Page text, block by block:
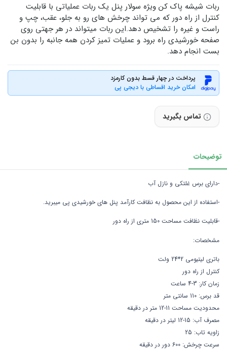
ربات شیشه پاک کن ویژه سولار پنل یک ربات عملیاتی با قابلیت
کنترل از راه دور که می تواند چرخش های رو به جلو، عقب، چپ و
راست و غیره را تشخیص دهد.این ربات میتواند در هر جهتی روی
صفحه خورشیدی راه برود و عملیات تمیز کردن همه جانبه را بدون بن
بست انجام دهد.
پرداخت در چهار قسط بدون کارمزد
امکان خرید اقساطی با دیجی پی
تماس بگیرید
توضیحات
-دارای برس غلتکی و نازل آب
-استفاده از این محصول به نظافت کارآمد پنل های خورشیدی پی میبرید.
-قابلیت نظافت مساحت 150 متری از راه دور
مشخصات:
باتری لیتیومی 2*24 ولت
کنترل از راه دور
زمان کار: 3-4 ساعت
قد برس: 110 سانتی متر
محدودیت مساحت 11-12 متر در دقیقه
مصرف آب: 15-12 لیتر در دقیقه
زاویه تاب: 25
سرعت چرخش: 600 دور در دقیقه